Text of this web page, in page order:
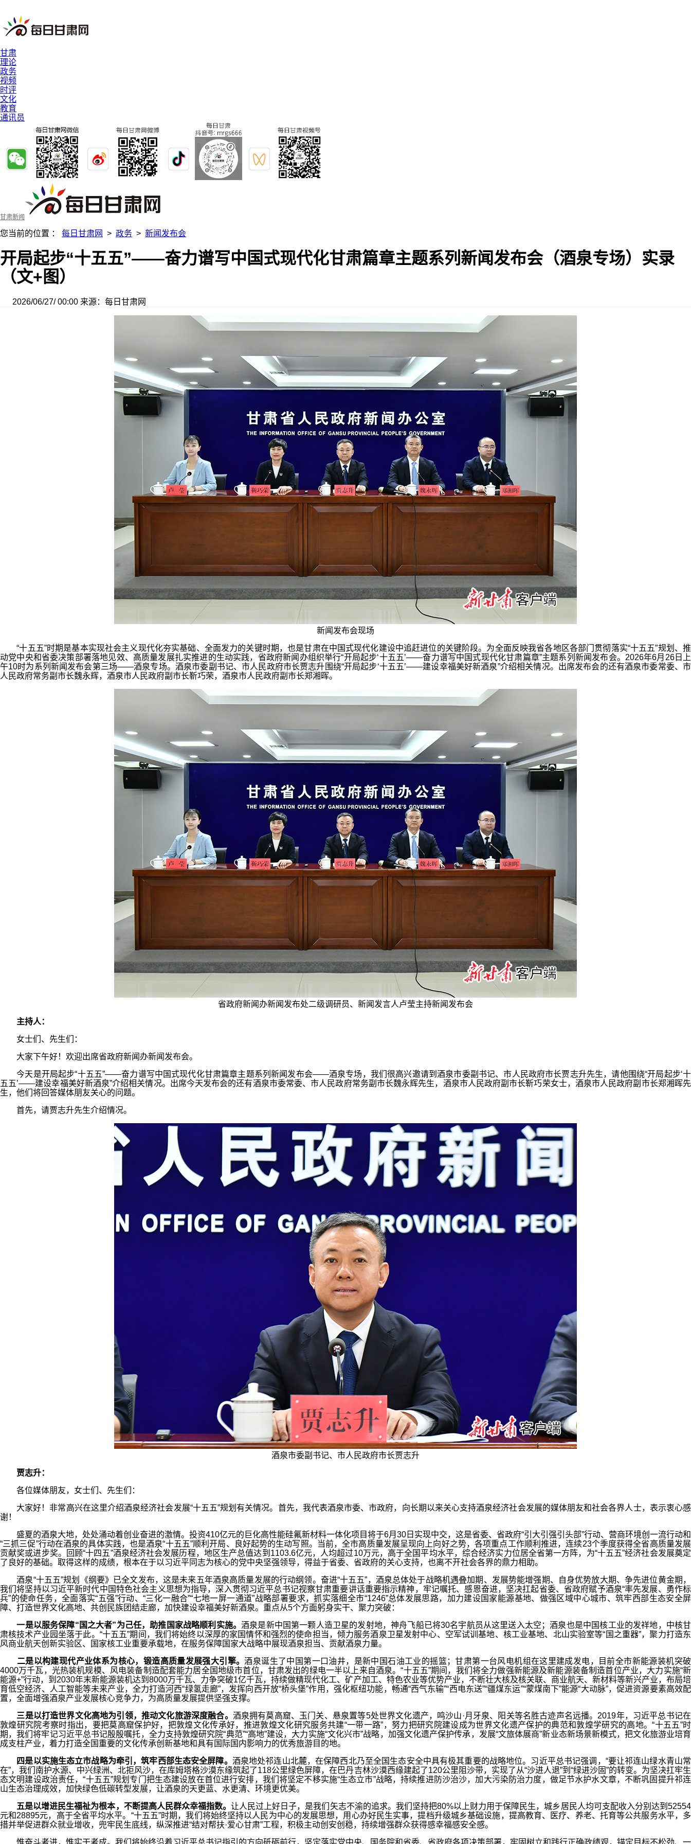
甘肃
理论
政务
视频
时评
文化
教育
通讯员
甘肃新闻
您当前的位置 ： 每日甘肃网 > 政务 > 新闻发布会
开局起步“十五五”——奋力谱写中国式现代化甘肃篇章主题系列新闻发布会（酒泉专场）实录
（文+图）
2026/06/27/ 00:00 来源：每日甘肃网
新闻发布会现场
“十五五”时期是基本实现社会主义现代化夯实基础、全面发力的关键时期，也是甘肃在中国式现代化建设中追赶进位的关键阶段。为全面反映我省各地区各部门贯彻落实“十五五”规划、推
动党中央和省委决策部署落地见效、高质量发展扎实推进的生动实践，省政府新闻办组织举行“开局起步‘十五五’——奋力谱写中国式现代化甘肃篇章”主题系列新闻发布会。2026年6月26日上
午10时为系列新闻发布会第三场——酒泉专场。酒泉市委副书记、市人民政府市长贾志升围绕“开局起步‘十五五’——建设幸福美好新酒泉”介绍相关情况。出席发布会的还有酒泉市委常委、市
人民政府常务副市长魏永辉，酒泉市人民政府副市长靳巧荣，酒泉市人民政府副市长郑湘晖。
省政府新闻办新闻发布处二级调研员、新闻发言人卢莹主持新闻发布会
主持人：
女士们、先生们：
大家下午好！欢迎出席省政府新闻办新闻发布会。
今天是开局起步“十五五”——奋力谱写中国式现代化甘肃篇章主题系列新闻发布会——酒泉专场，我们很高兴邀请到酒泉市委副书记、市人民政府市长贾志升先生，请他围绕“开局起步‘十
五五’——建设幸福美好新酒泉”介绍相关情况。出席今天发布会的还有酒泉市委常委、市人民政府常务副市长魏永辉先生，酒泉市人民政府副市长靳巧荣女士，酒泉市人民政府副市长郑湘晖先
生，他们将回答媒体朋友关心的问题。
首先，请贾志升先生介绍情况。
酒泉市委副书记、市人民政府市长贾志升
贾志升：
各位媒体朋友，女士们、先生们：
大家好！非常高兴在这里介绍酒泉经济社会发展“十五五”规划有关情况。首先，我代表酒泉市委、市政府，向长期以来关心支持酒泉经济社会发展的媒体朋友和社会各界人士，表示衷心感
谢！
盛夏的酒泉大地，处处涌动着创业奋进的激情。投资410亿元的巨化高性能硅氟新材料一体化项目将于6月30日实现中交，这是省委、省政府“引大引强引头部”行动、营商环境创一流行动和
“三抓三促”行动在酒泉的具体实践，也是酒泉“十五五”顺利开局、良好起势的生动写照。当前，全市高质量发展呈现向上向好之势，各项重点工作顺利推进，连续23个季度获得全省高质量发展
贡献奖或进步奖。回顾“十四五”酒泉经济社会发展历程，地区生产总值达到1103.6亿元，人均超过10万元，高于全国平均水平，综合经济实力位居全省第一方阵，为“十五五”经济社会发展奠定
了良好的基础。取得这样的成绩，根本在于以习近平同志为核心的党中央坚强领导，得益于省委、省政府的关心支持，也离不开社会各界的鼎力相助。
酒泉“十五五”规划《纲要》已全文发布，这是未来五年酒泉高质量发展的行动纲领。奋进“十五五”，酒泉总体处于战略机遇叠加期、发展势能增强期、自身优势放大期、争先进位黄金期，
我们将坚持以习近平新时代中国特色社会主义思想为指导，深入贯彻习近平总书记视察甘肃重要讲话重要指示精神，牢记嘱托、感恩奋进，坚决扛起省委、省政府赋予酒泉“率先发展、勇作标
兵”的使命任务，全面落实“五强”行动、“三化一融合”“七地一屏一通道”战略部署要求，抓实落细全市“1246”总体发展思路，加力建设国家能源基地、做强区域中心城市、筑牢西部生态安全屏
障、打造世界文化高地、共创民族团结走廊，加快建设幸福美好新酒泉。重点从5个方面躬身实干、聚力突破：
一是以服务保障“国之大者”为己任，助推国家战略顺利实施。酒泉是新中国第一颗人造卫星的发射地，神舟飞船已将30名宇航员从这里送入太空；酒泉也是中国核工业的发祥地，中核甘
肃核技术产业园坐落于此。“十五五”期间，我们将始终以深厚的家国情怀和强烈的使命担当，倾力服务酒泉卫星发射中心、空军试训基地、核工业基地、北山实验室等“国之重器”，聚力打造东
风商业航天创新实验区、国家核工业重要承载地，在服务保障国家大战略中展现酒泉担当、贡献酒泉力量。
二是以构建现代产业体系为核心，锻造高质量发展强大引擎。酒泉诞生了中国第一口油井，是新中国石油工业的摇篮；甘肃第一台风电机组在这里建成发电，目前全市新能源装机突破
4000万千瓦，光热装机规模、风电装备制造配套能力居全国地级市首位，甘肃发出的绿电一半以上来自酒泉。“十五五”期间，我们将全力做强新能源及新能源装备制造首位产业，大力实施“新
能源+”行动，到2030年末新能源装机达到8000万千瓦、力争突破1亿千瓦，持续做精现代化工、矿产加工、特色农业等优势产业，不断壮大核及核关联、商业航天、新材料等新兴产业，布局培
育低空经济、人工智能等未来产业，全力打造河西“绿氢走廊”，发挥向西开放“桥头堡”作用，强化枢纽功能，畅通“西气东输”“西电东送”“疆煤东运”“蒙煤南下”能源“大动脉”，促进资源要素高效配
置，全面增强酒泉产业发展核心竞争力，为高质量发展提供坚强支撑。
三是以打造世界文化高地为引领，推动文化旅游深度融合。 酒泉拥有莫高窟、玉门关、悬泉置等5处世界文化遗产，鸣沙山·月牙泉、阳关等名胜古迹声名远播。2019年，习近平总书记在
敦煌研究院考察时指出，要把莫高窟保护好，把敦煌文化传承好，推进敦煌文化研究服务共建“一带一路”，努力把研究院建设成为世界文化遗产保护的典范和敦煌学研究的高地。“十五五”时
期，我们将牢记习近平总书记殷殷嘱托，全力支持敦煌研究院“典范”“高地”建设，大力实施“文化兴市”战略，加强文化遗产保护传承，发展“文旅体展商”新业态新场景新模式，把文化旅游业培育
成支柱产业，着力打造全国重要的文化传承创新基地和具有国际国内影响力的优秀旅游目的地。
四是以实施生态立市战略为牵引，筑牢西部生态安全屏障。 酒泉地处祁连山北麓，在保障西北乃至全国生态安全中具有极其重要的战略地位。习近平总书记强调，“要让祁连山绿水青山常
在”，我们南护水源、中兴绿洲、北拒风沙，在库姆塔格沙漠东缘筑起了118公里绿色屏障，在巴丹吉林沙漠西缘建起了120公里阻沙带，实现了从“沙进人退”到“绿进沙固”的转变。为坚决扛牢生
态文明建设政治责任，“十五五”规划专门把生态建设放在首位进行安排，我们将坚定不移实施“生态立市”战略，持续推进防沙治沙，加大污染防治力度，做足节水护水文章，不断巩固提升祁连
山生态治理成效，加快绿色低碳转型发展，让酒泉的天更蓝、水更清、环境更优美。
五是以增进民生福祉为根本，不断提高人民群众幸福指数。让人民过上好日子，是我们矢志不渝的追求。我们坚持把80%以上财力用于保障民生，城乡居民人均可支配收入分别达到52554
元和28895元，高于全省平均水平。“十五五”时期，我们将始终坚持以人民为中心的发展思想，用心办好民生实事，提档升级城乡基础设施，提高教育、医疗、养老、托育等公共服务水平，多
措并举促进群众就业增收，兜牢民生底线，纵深推进“结对帮扶·爱心甘肃”工程，积极主动创安创稳，持续增强群众获得感幸福感安全感。
惟奋斗者进，惟实干者成。我们将始终沿着习近平总书记指引的方向砥砺前行，坚定落实党中央、国务院和省委、省政府各项决策部署，牢固树立和践行正确政绩观，锚定目标不松劲、一